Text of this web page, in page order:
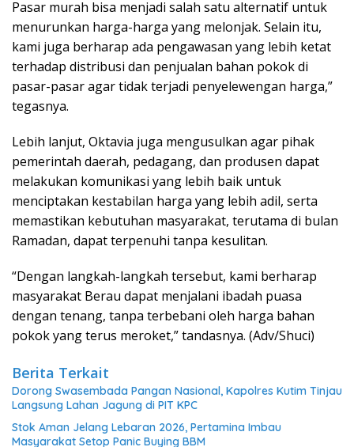
Pasar murah bisa menjadi salah satu alternatif untuk
menurunkan harga-harga yang melonjak. Selain itu,
kami juga berharap ada pengawasan yang lebih ketat
terhadap distribusi dan penjualan bahan pokok di
pasar-pasar agar tidak terjadi penyelewengan harga,”
tegasnya.
Lebih lanjut, Oktavia juga mengusulkan agar pihak
pemerintah daerah, pedagang, dan produsen dapat
melakukan komunikasi yang lebih baik untuk
menciptakan kestabilan harga yang lebih adil, serta
memastikan kebutuhan masyarakat, terutama di bulan
Ramadan, dapat terpenuhi tanpa kesulitan.
“Dengan langkah-langkah tersebut, kami berharap
masyarakat Berau dapat menjalani ibadah puasa
dengan tenang, tanpa terbebani oleh harga bahan
pokok yang terus meroket,” tandasnya. (Adv/Shuci)
Berita Terkait
Dorong Swasembada Pangan Nasional, Kapolres Kutim Tinjau
Langsung Lahan Jagung di PIT KPC
Stok Aman Jelang Lebaran 2026, Pertamina Imbau
Masyarakat Setop Panic Buying BBM